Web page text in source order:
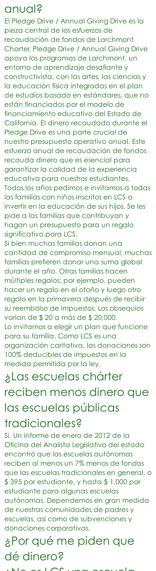
anual?
El Pledge Drive / Annual Giving Drive es la
pieza central de los esfuerzos de
recaudación de fondos de Larchmont
Charter. Pledge Drive / Annual Giving Drive
apoya los programas de Larchmont, un
entorno de aprendizaje desafiante y
constructivista, con las artes, las ciencias y
la educación física integradas en el plan
de estudios basado en estándares, que no
están financiados por el modelo de
financiamiento educativo del Estado de
California. El dinero recaudado durante el
Pledge Drive es una parte crucial de
nuestro presupuesto operativo anual. Este
esfuerzo anual de recaudación de fondos
recauda dinero que es esencial para
garantizar la calidad de la experiencia
educativa para nuestros estudiantes.
Todos los años pedimos e invitamos a todas
las familias con niños inscritos en LCS a
invertir en la educación de sus hijos. Se les
pide a las familias que contribuyan y
hagan un presupuesto para un regalo
significativo para LCS.
Si bien muchas familias donan una
cantidad de compromiso mensual, muchas
familias prefieren donar una suma global
durante el año. Otras familias hacen
múltiples regalos; por ejemplo, pueden
hacer un regalo en el otoño y luego otro
regalo en la primavera después de recibir
su reembolso de impuestos. Los obsequios
varían de $ 20 a más de $ 20,000.
Lo invitamos a elegir un plan que funcione
para su familia. Como LCS es una
organización caritativa, las donaciones son
100% deducibles de impuestos en la
medida permitida por la ley.
¿Las escuelas chárter
reciben menos dinero que
las escuelas públicas
tradicionales?
Si. Un informe de enero de 2012 de la
Oficina del Analista Legislativo del estado
encontró que las escuelas autónomas
reciben al menos un 7% menos de fondos
que las escuelas tradicionales en general, o
$ 395 por estudiante, y hasta $ 1,000 por
estudiante para algunas escuelas
autónomas. Dependemos en gran medida
de nuestras comunidades de padres y
escuelas, así como de subvenciones y
donaciones corporativas.
¿Por qué me piden que
dé dinero?